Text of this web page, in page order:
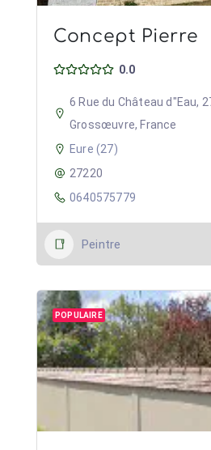
Concept Pierre
0.0
6 Rue du Château d"Eau,
Grossœuvre, France
Eure (27)
27220
0640575779
Peintre
POPULAIRE